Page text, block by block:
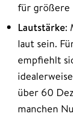
für größere
Lautstärke:
laut sein.
empfiehlt
über 60
manchen